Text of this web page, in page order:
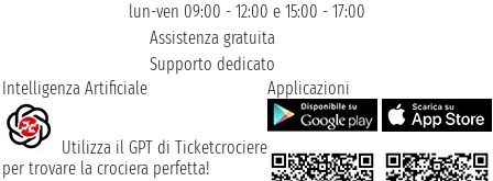
lun-ven 09:00 - 12:00 e 15:00 - 17:00
Assistenza gratuita
Supporto dedicato
Intelligenza Artificiale
Utilizza il GPT di Ticketcrociere
per trovare la crociera perfetta!
Applicazioni